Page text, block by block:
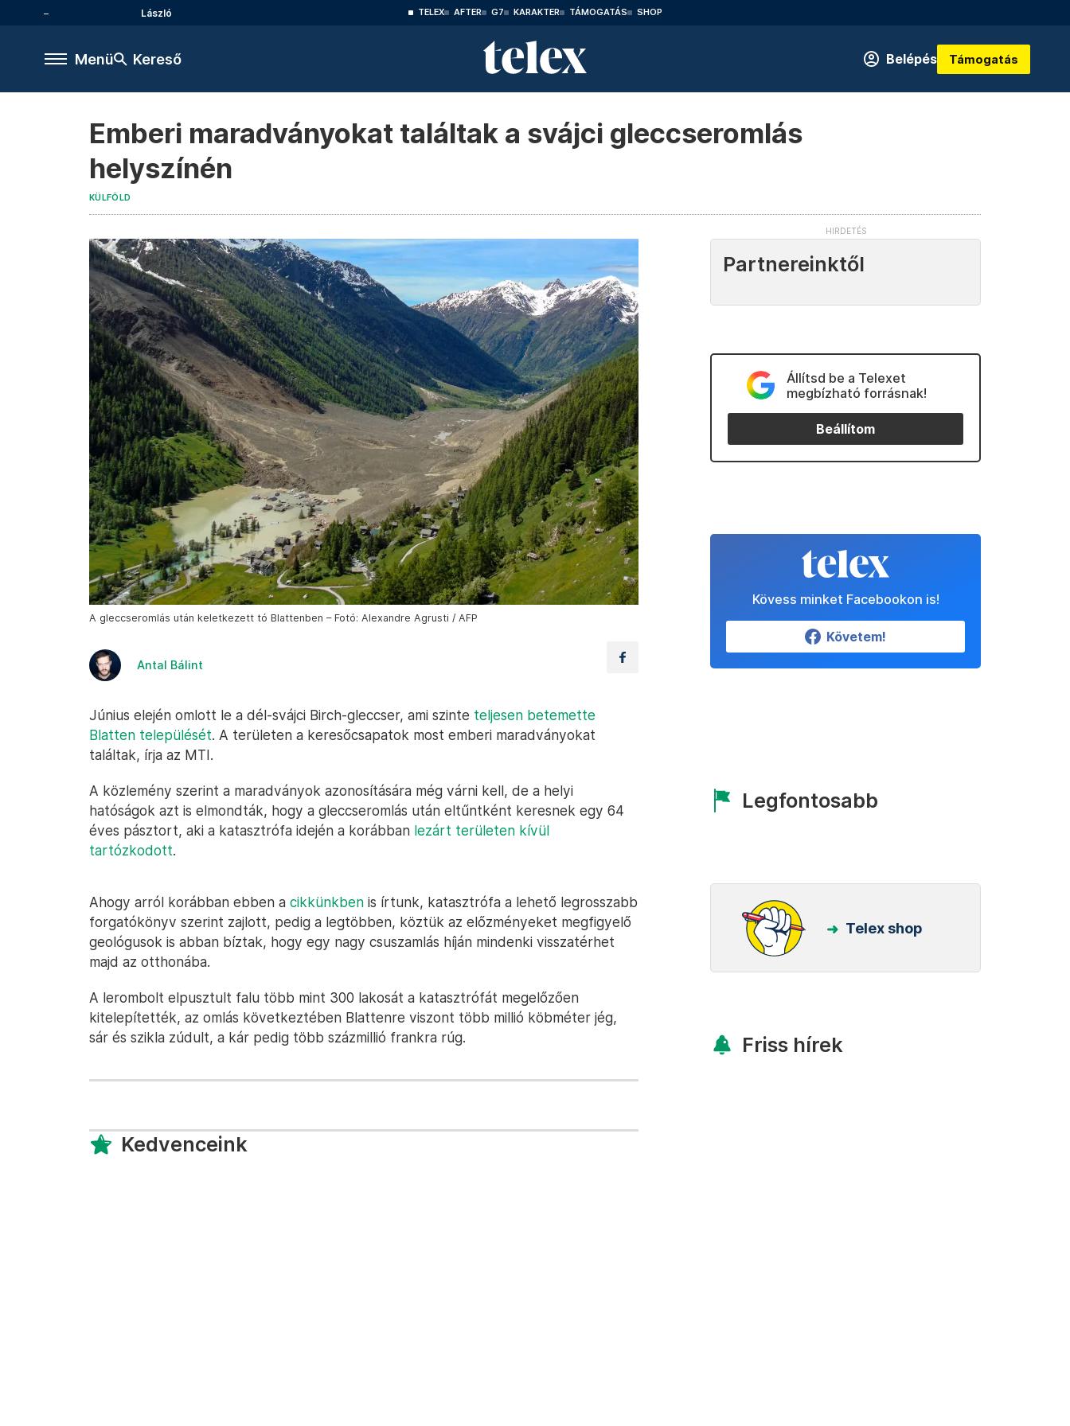
László TELEX AFTER G7 KARAKTER TÁMOGATÁS SHOP
Menü Kereső Belépés Támogatás
Emberi maradványokat találtak a svájci gleccseromlás
helyszínén
KÜLFÖLD
A gleccseromlás után keletkezett tó Blattenben – Fotó: Alexandre Agrusti / AFP
Antal Bálint
Június elején omlott le a dél-svájci Birch-gleccser, ami szinte teljesen betemette
Blatten települését. A területen a keresőcsapatok most emberi maradványokat
találtak, írja az MTI.
A közlemény szerint a maradványok azonosítására még várni kell, de a helyi
hatóságok azt is elmondták, hogy a gleccseromlás után eltűntként keresnek egy 64
éves pásztort, aki a katasztrófa idején a korábban lezárt területen kívül
tartózkodott.
Ahogy arról korábban ebben a cikkünkben is írtunk, katasztrófa a lehető legrosszabb
forgatókönyv szerint zajlott, pedig a legtöbben, köztük az előzményeket megfigyelő
geológusok is abban bíztak, hogy egy nagy csuszamlás híján mindenki visszatérhet
majd az otthonába.
A lerombolt elpusztult falu több mint 300 lakosát a katasztrófát megelőzően
kitelepítették, az omlás következtében Blattenre viszont több millió köbméter jég,
sár és szikla zúdult, a kár pedig több százmillió frankra rúg.
Kedvenceink
Partnereinktől
Állítsd be a Telexet
megbízható forrásnak!
Beállítom
Kövess minket Facebookon is!
Követem!
Legfontosabb
Telex shop
Friss hírek